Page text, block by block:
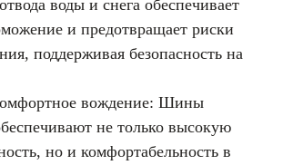
воды и снега обеспечивает
и предотвращает риски
поддерживая безопасность на
вождение: Шины
не только высокую
но и комфортабельность в